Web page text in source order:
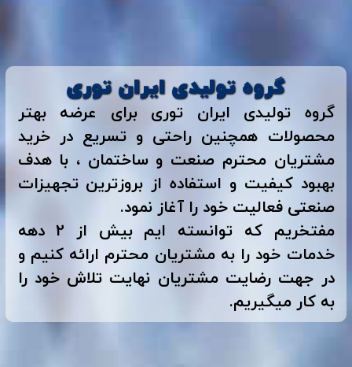
گروه تولیدی ایران توری
گروه تولیدی ایران توری برای عرضه بهتر
محصولات همچنین راحتی و تسریع در خرید
مشتریان محترم صنعت و ساختمان ، با هدف
بهبود کیفیت و استفاده از بروزترین تجهیزات
صنعتی فعالیت خود را آغاز نمود.
مفتخریم که توانسته ایم بیش از 2 دهه
خدمات خود را به مشتریان محترم ارائه کنیم و
در جهت رضایت مشتریان نهایت تلاش خود را
به کار میگیریم.